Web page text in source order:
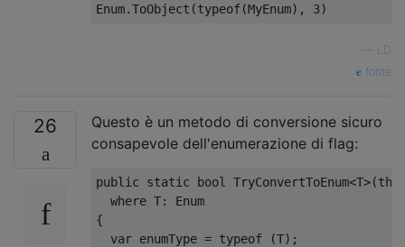
Enum.ToObject (typeof(MyEnum), 3)
LD
fonte
26
Questo è un metodo di conversione sicuro
consapevole dell'enumerazione di flag:
public static bool TryConvertToEnum<T>(
where T:
Enum
{
var enumType = typeof (T);